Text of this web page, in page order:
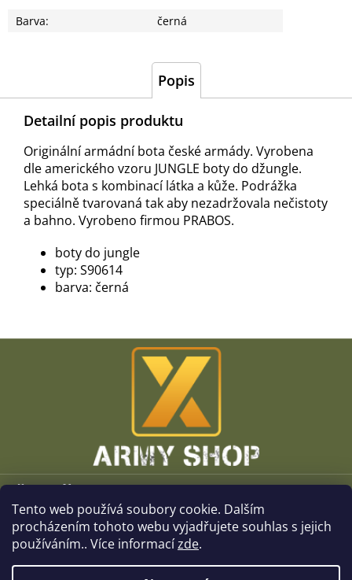
Tento web používá soubory cookie. Dalším
procházením tohoto webu vyjadřujete souhlas s jejich
používáním.. Více informacízde.
Barva: černá
Popis
Detailní popis produktu
Originální armádní bota české armády. Vyrobena
dle amerického vzoru JUNGLE boty do džungle.
Lehká bota s kombinací látka a kůže. Podrážka
speciálně tvarovaná tak aby nezadržovala nečistoty
a bahno. Vyrobeno firmou PRABOS.
boty do jungle
typ: S90614
barva: černá
Z
Vše o nákupu
O společnosti
Kamenné prodejny